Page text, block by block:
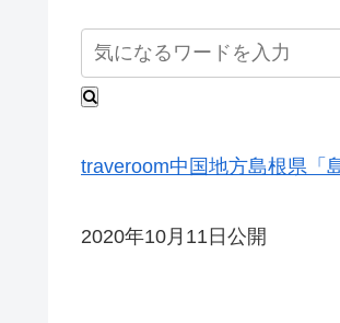
traveroom中国地方島根県
2020年10月11日公開